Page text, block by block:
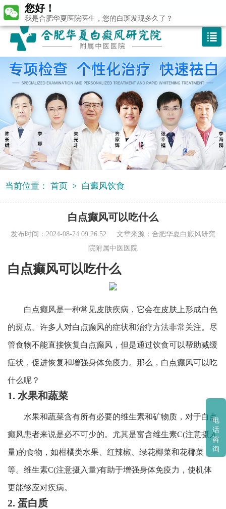
当前位置： 首页 > 白癜风饮食
白点癫风可以吃什么
发布时间：2024-08-24 09:26:52 文章来源： 合肥华夏白癜风研究
院附属中医医院
白点癫风可以吃什么
白点癫风是一种常见皮肤疾病，它会在皮肤上形成白色
的斑点。许多人对白点癫风的症状和治疗方法非常关注。尽
管食物不能直接恢复白点癫风，但是通过饮食可以帮助减缓
症状，促进恢复和增强身体免疫力。那么，白点癫风可以吃
什么呢？
1. 水果和蔬菜
水果和蔬菜含有所有必要的维生素和矿物质，对于白点
癫风患者来说是必不可少的。尤其是富含维生素C(注意摄入
量)的食物，如柑橘类水果、红辣椒、绿花椰菜和花椰菜
等。维生素C(注意摄入量)有助于增强身体免疫力，使机体
更能够应对疾病。
2. 蛋白质
电
话
咨
询
您好！
我是合肥华夏医院医生，您的白斑发现多久了？